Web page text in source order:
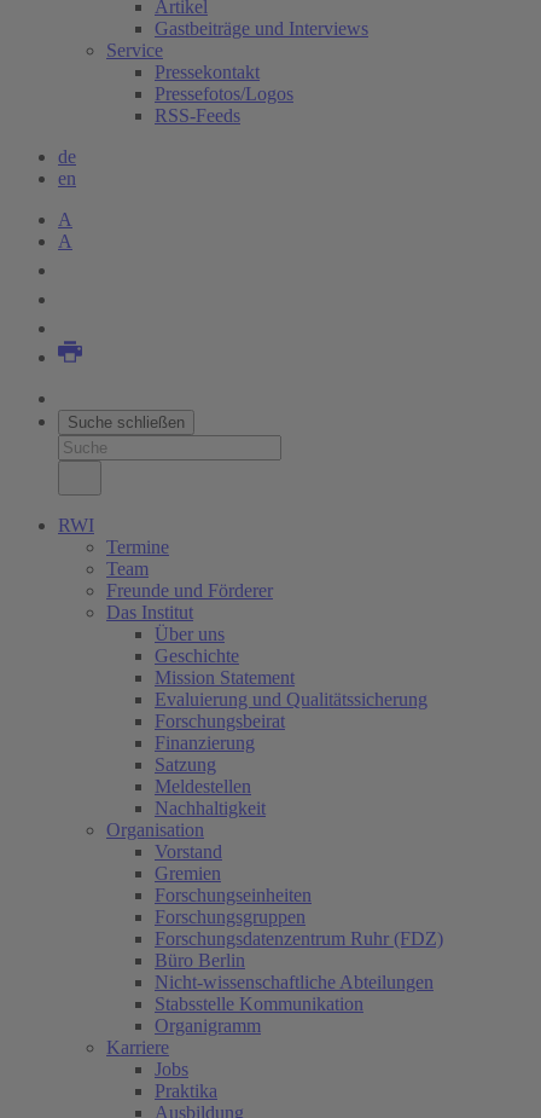
Artikel
Gastbeiträge und Interviews
Service
Pressekontakt
Pressefotos/Logos
RSS-Feeds
de
en
A
A
Suche schließen
RWI
Termine
Team
Freunde und Förderer
Das Institut
Über uns
Geschichte
Mission Statement
Evaluierung und Qualitätssicherung
Forschungsbeirat
Finanzierung
Satzung
Meldestellen
Nachhaltigkeit
Organisation
Vorstand
Gremien
Forschungseinheiten
Forschungsgruppen
Forschungsdatenzentrum Ruhr (FDZ)
Büro Berlin
Nicht-wissenschaftliche Abteilungen
Stabsstelle Kommunikation
Organigramm
Karriere
Jobs
Praktika
Ausbildung